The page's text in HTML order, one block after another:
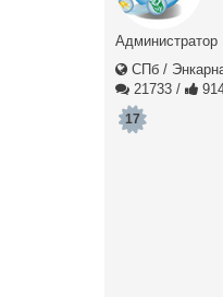
Администратор
СПб /
21733 /
17